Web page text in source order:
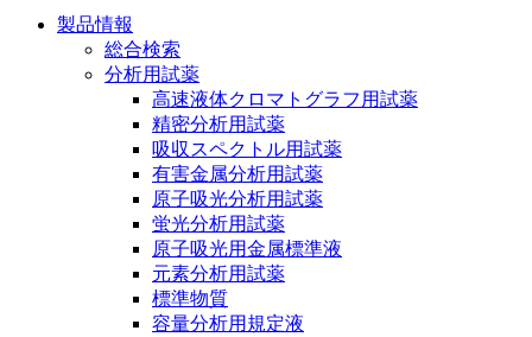
製品情報
総合検索
分析用試薬
高速液体クロマトグラフ用試薬
精密分析用試薬
吸収スペクトル用試薬
有害金属分析用試薬
原子吸光分析用試薬
蛍光分析用試薬
原子吸光用金属標準液
元素分析用試薬
標準物質
容量分析用規定液